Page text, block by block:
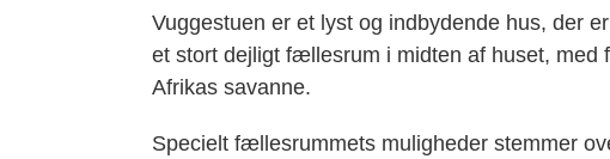
Vuggestuen er et lyst og indbydende hus, der
et stort dejligt fællesrum i midten af huset,
Afrikas savanne.
Specielt fællesrummets muligheder stemmer